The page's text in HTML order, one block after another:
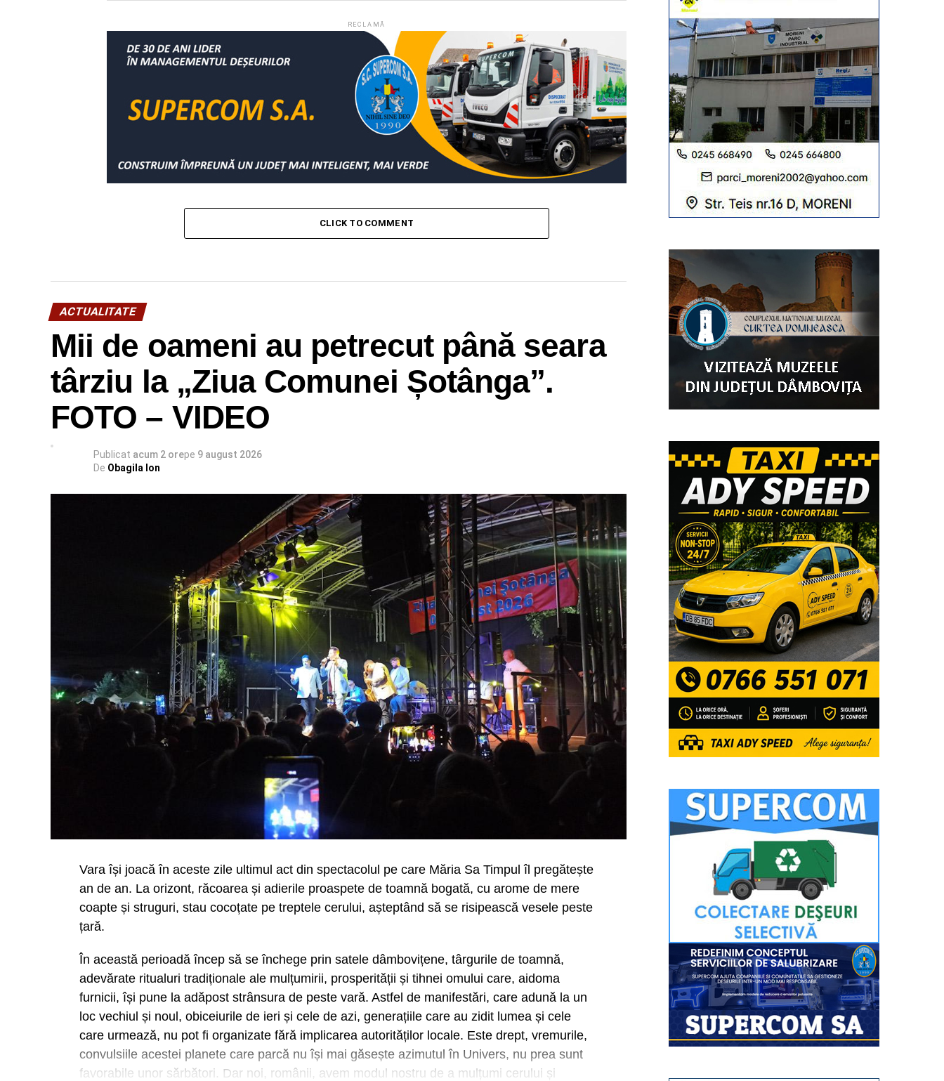
RECLAMĂ
CLICK TO COMMENT
ACTUALITATE
Mii de oameni au petrecut până seara
târziu la „Ziua Comunei Șotânga”.
FOTO – VIDEO
Publicat acum 2 orepe 9 august 2026
De Obagila Ion
Vara își joacă în aceste zile ultimul act din spectacolul pe care Măria Sa Timpul îl pregătește
an de an. La orizont, răcoarea și adierile proaspete de toamnă bogată, cu arome de mere
coapte și struguri, stau cocoțate pe treptele cerului, așteptând să se risipească vesele peste
țară.
În această perioadă încep să se închege prin satele dâmbovițene, târgurile de toamnă,
adevărate ritualuri tradiționale ale mulțumirii, prosperității și tihnei omului care, aidoma
furnicii, își pune la adăpost strânsura de peste vară. Astfel de manifestări, care adună la un
loc vechiul și noul, obiceiurile de ieri și cele de azi, generațiile care au zidit lumea și cele
care urmează, nu pot fi organizate fără implicarea autorităților locale. Este drept, vremurile,
convulsiile acestei planete care parcă nu își mai găsește azimutul în Univers, nu prea sunt
favorabile unor sărbători. Dar noi, românii, avem modul nostru de a mulțumi cerului și